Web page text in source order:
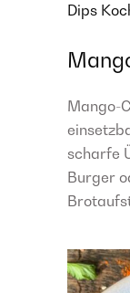
Dips
Mango-
scharfe
Burger